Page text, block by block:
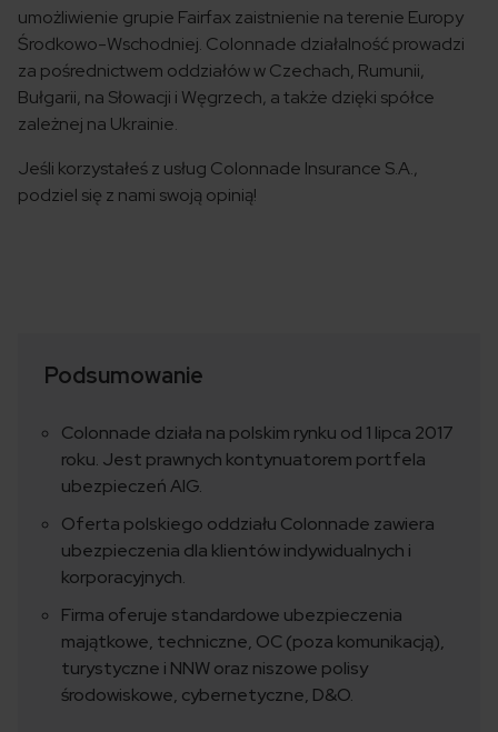
umożliwienie grupie Fairfax zaistnienie na terenie Europy
Środkowo-Wschodniej. Colonnade działalność prowadzi
za pośrednictwem oddziałów w Czechach, Rumunii,
Bułgarii, na Słowacji i Węgrzech, a także dzięki spółce
zależnej na Ukrainie.
Jeśli korzystałeś z usług Colonnade Insurance S.A.,
podziel się z nami swoją opinią!
Podsumowanie
Colonnade działa na polskim rynku od 1 lipca 2017
roku. Jest prawnych kontynuatorem portfela
ubezpieczeń AIG.
Oferta polskiego oddziału Colonnade zawiera
ubezpieczenia dla klientów indywidualnych i
korporacyjnych.
Firma oferuje standardowe ubezpieczenia
majątkowe, techniczne, OC (poza komunikacją),
turystyczne i NNW oraz niszowe polisy
środowiskowe, cybernetyczne, D&O.